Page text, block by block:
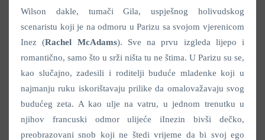
Wilson dakle, tumači Gila, uspješnog holivudskog
scenaristu koji je na odmoru u Parizu sa svojom vjerenicom
Inez (Rachel McAdams). Sve na prvu izgleda lijepo i
romantično, samo što u srži ništa tu ne štima. U Parizu su se,
kao slučajno, zadesili i roditelji buduće mladenke koji u
najmanju ruku iskorištavaju prilike da omalovažavaju svog
budućeg zeta. A kao ulje na vatru, u jednom trenutku u
njihov francuski odmor ulijeće iInezin bivši dečko,
preobrazovani snob koji ne štedi vrijeme da bi svoj ego